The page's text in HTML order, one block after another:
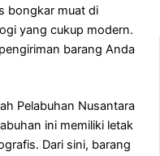
bongkar muat di
yang cukup modern.
barang Anda
Pelabuhan Nusantara
ini memiliki letak
Dari sini, barang